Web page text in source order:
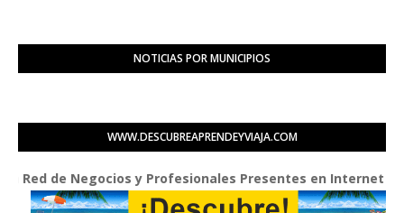
NOTICIAS POR MUNICIPIOS
WWW.DESCUBREAPRENDEYVIAJA.COM
Negocios y Profesionales Presentes en Internet